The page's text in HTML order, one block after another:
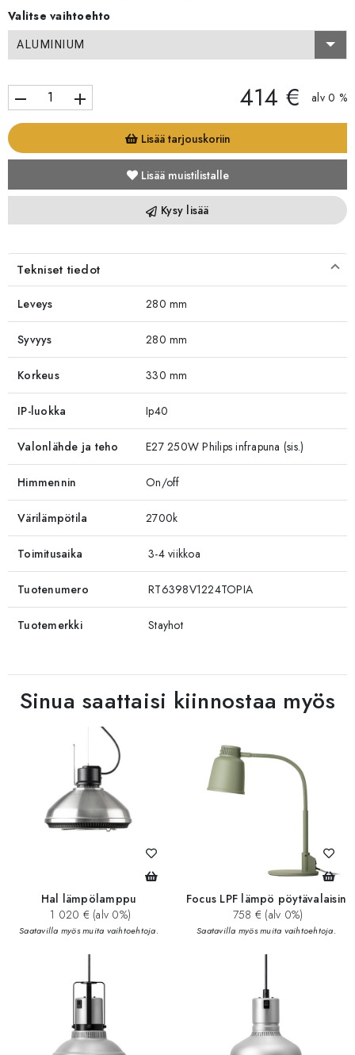
Valitse vaihtoehto
ALUMINIUM
remove add 414 € alv 0 %
Lisää tarjouskoriin
Lisää muistilistalle
Kysy lisää
Tekniset tiedot
Leveys 280 mm
Syvyys 280 mm
Korkeus 330 mm
IP-luokka Ip40
Valonlähde ja teho E27 250W Philips infrapuna (sis.)
Himmennin On/off
Värilämpötila 2700k
Toimitusaika 3-4 viikkoa
Tuotenumero RT6398V1224TOPIA
Tuotemerkki Stayhot
Sinua saattaisi kiinnostaa myös
Hal lämpölamppu
1 020 € (alv 0%)
Saatavilla myös muita vaihtoehtoja.
Focus LPF lämpö pöytävalaisin
758 € (alv 0%)
Saatavilla myös muita vaihtoehtoja.